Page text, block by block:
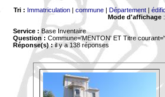
Tri : Immatriculation| commune| Département|
Mode d'affichage:
Service : Base Inventaire
Question : Commune='MENTON' ET Titre
Réponse(s) :il y a 138 réponses